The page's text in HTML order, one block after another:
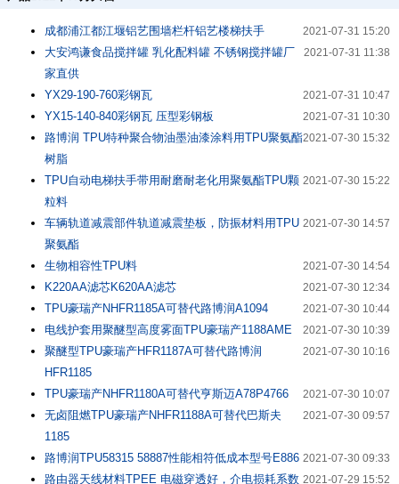
2021-07-31 15:20
成都浦江都江堰铝艺围墙栏杆铝艺楼梯扶手
2021-07-31 11:38
大安鸿谦食品搅拌罐 乳化配料罐 不锈钢搅拌罐厂
家直供
2021-07-31 10:47
YX29-190-760彩钢瓦
2021-07-31 10:30
YX15-140-840彩钢瓦 压型彩钢板
2021-07-30 15:32
路博润 TPU特种聚合物油墨油漆涂料用TPU聚氨酯
树脂
2021-07-30 15:22
TPU自动电梯扶手带用耐磨耐老化用聚氨酯TPU颗
粒料
2021-07-30 14:57
车辆轨道减震部件轨道减震垫板，防振材料用TPU
聚氨酯
2021-07-30 14:54
生物相容性TPU料
2021-07-30 12:34
K220AA滤芯K620AA滤芯
2021-07-30 10:44
TPU豪瑞产NHFR1185A可替代路博润A1094
2021-07-30 10:39
电线护套用聚醚型高度雾面TPU豪瑞产1188AME
2021-07-30 10:16
聚醚型TPU豪瑞产HFR1187A可替代路博润
HFR1185
2021-07-30 10:07
TPU豪瑞产NHFR1180A可替代亨斯迈A78P4766
2021-07-30 09:57
无卤阻燃TPU豪瑞产NHFR1188A可替代巴斯夫
1185
2021-07-30 09:33
路博润TPU58315 58887性能相符低成本型号E886
2021-07-29 15:52
路由器天线材料TPEE 电磁穿透好，介电损耗系数